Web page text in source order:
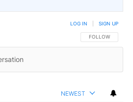
FOLLOW THIS
FOLLOW
LOG IN SIGN UP
NEWEST